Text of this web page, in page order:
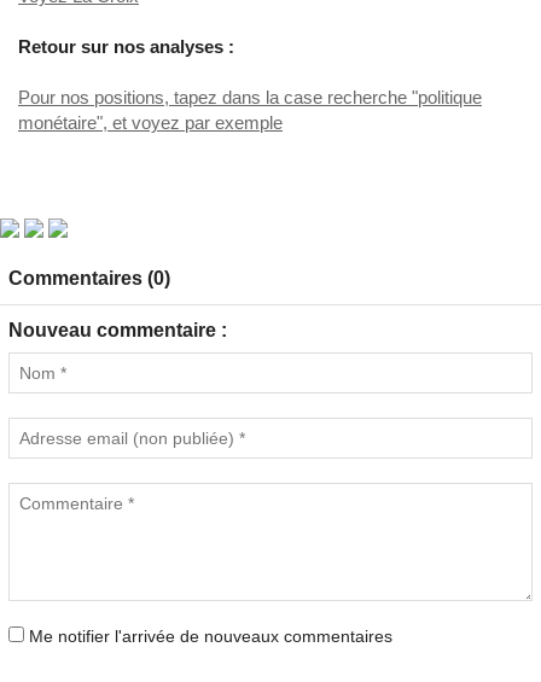
Retour sur nos analyses :
Pour nos positions, tapez dans la case recherche "politique
monétaire", et voyez par exemple
Commentaires (0)
Nouveau commentaire :
Me notifier l'arrivée de nouveaux commentaires